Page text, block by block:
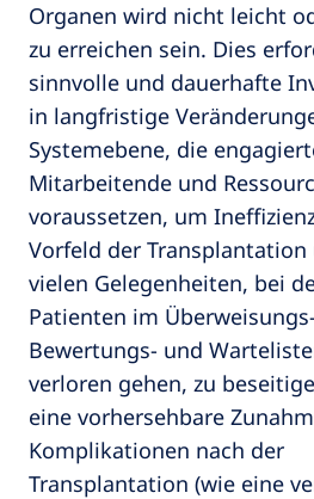
Organen wird nicht leicht
zu erreichen sein. Dies
sinnvolle und dauerhafte
in langfristige
Systemebene, die
Mitarbeitende und
voraussetzen, um
Vorfeld der Transplantation
vielen Gelegenheiten, bei
Patienten im
Bewertungs- und
verloren gehen, zu
eine vorhersehbare
Komplikationen nach der
Transplantation (wie eine